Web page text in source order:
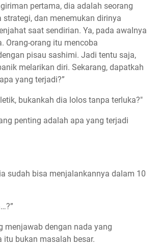
pertama, dia adalah seorang
strategi, dan menemukan dirinya
saat sendirian. Ya, pada awalnya
Orang-orang itu mencoba
pisau sashimi. Jadi tentu saja,
melarikan diri. Sekarang, dapatkah
yang terjadi?”
bukankah dia lolos tanpa terluka?"
penting adalah apa yang terjadi
sudah bisa menjalankannya dalam 10
menjawab dengan nada yang
itu bukan masalah besar.